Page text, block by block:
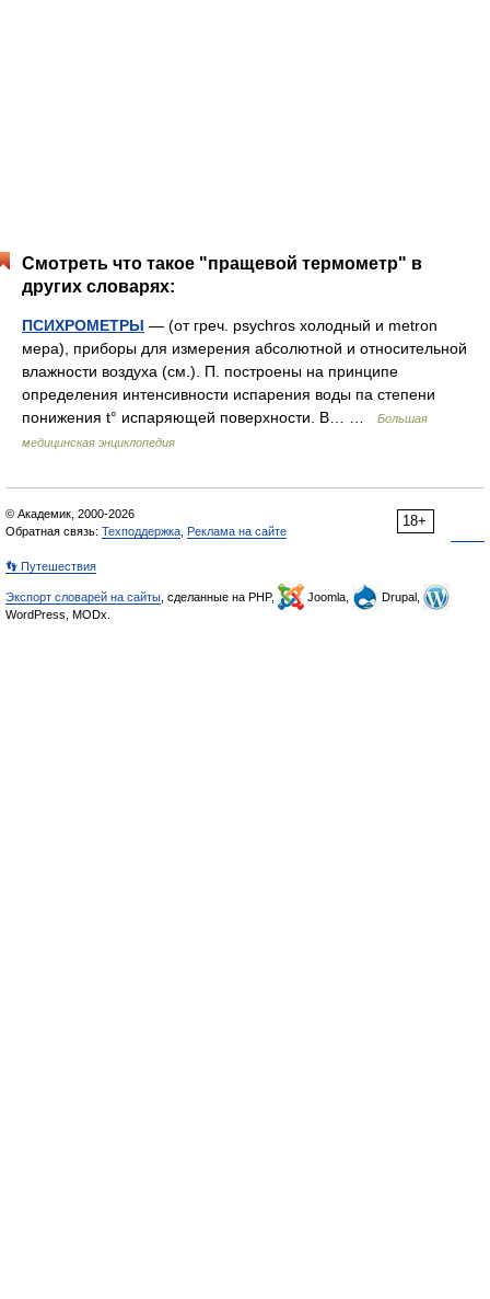
Смотреть что такое "пращевой термометр" в
других словарях:
ПСИХРОМЕТРЫ — (от греч. psychros холодный и metron
мера), приборы для измерения абсолютной и относительной
влажности воздуха (см.). П. построены на принципе
определения интенсивности испарения воды па степени
понижения t° испаряющей поверхности. В… …
Большая
медицинская энциклопедия
18+
© Академик, 2000-2026
Обратная связь: Техподдержка Реклама на сайте
👣 Путешествия
Экспорт словарей на сайты , сделанные на PHP, Joomla,
Drupal,
WordPress, MODx.